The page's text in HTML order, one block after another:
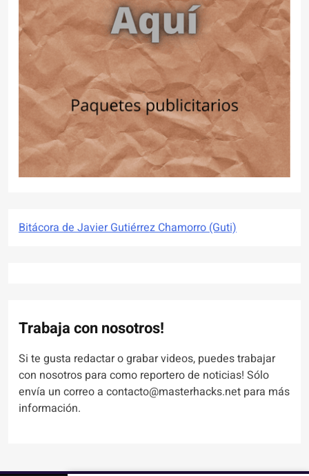
Bitácora de Javier Gutiérrez Chamorro (Guti)
Trabaja con nosotros!
Si te gusta redactar o grabar videos, puedes trabajar
con nosotros para como reportero de noticias! Sólo
envía un correo a contacto@masterhacks.net para más
información.